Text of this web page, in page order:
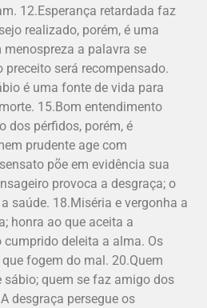
12.Esperança retardada faz
realizado, porém, é uma
menospreza a palavra se
preceito será recompensado.
é uma fonte de vida para
15.Bom entendimento
dos pérfidos, porém, é
prudente age com
põe em evidência sua
provoca a desgraça; o
saúde. 18.Miséria e vergonha a
honra ao que aceita a
cumprido deleita a alma. Os
fogem do mal. 20.Quem
quem se faz amigo dos
desgraça persegue os